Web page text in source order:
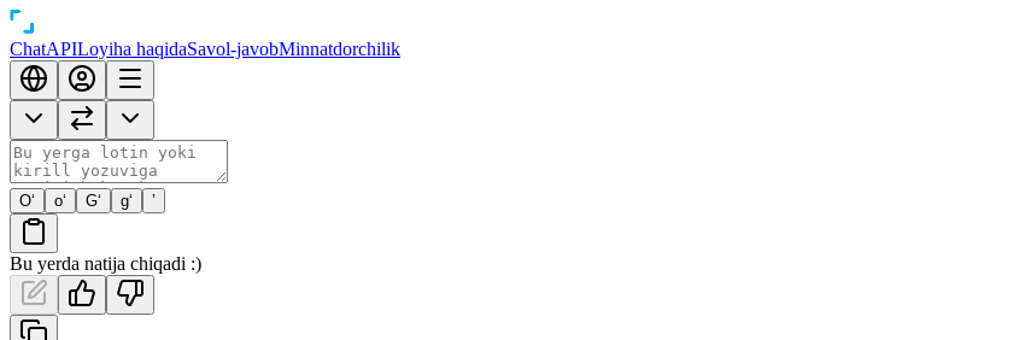
ChatAPILoyiha haqidaSavol-javobMinnatdorchilik
O‘ o‘ G‘ g‘ ’
Bu yerda natija chiqadi :)